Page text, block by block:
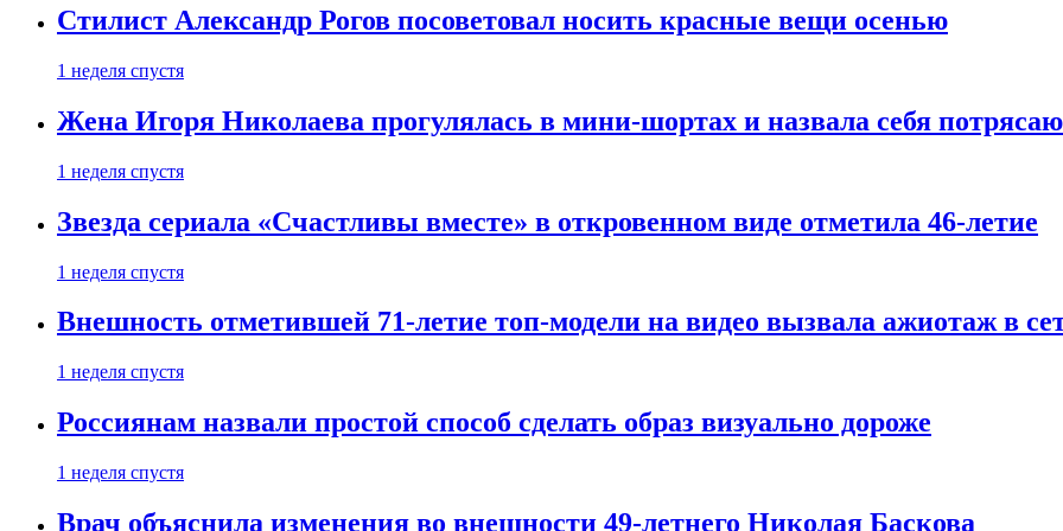
Стилист Александр Рогов посоветовал носить красные вещи осенью
1 неделя спустя
Жена Игоря Николаева прогулялась в мини-шортах и назвала себя
1 неделя спустя
Звезда сериала «Счастливы вместе» в откровенном виде отметила 46-летие
1 неделя спустя
Внешность отметившей 71-летие топ-модели на видео вызвала ажиотаж в
1 неделя спустя
Россиянам назвали простой способ сделать образ визуально дороже
1 неделя спустя
Врач объяснила изменения во внешности 49-летнего Николая Баскова